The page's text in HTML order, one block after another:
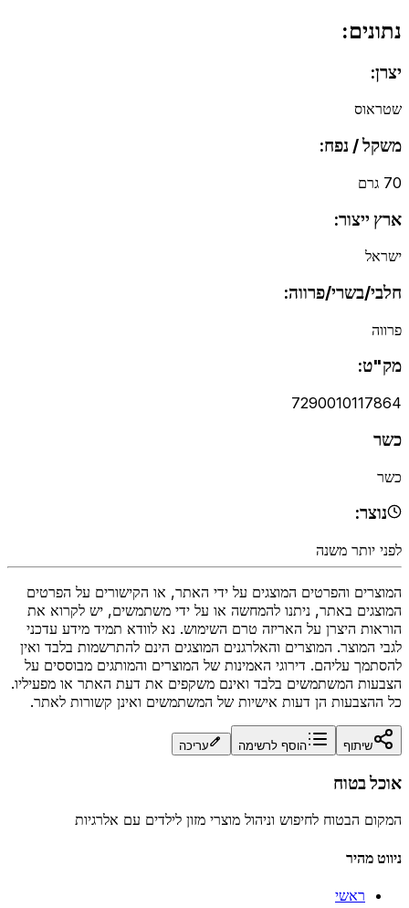
נתונים:
יצרן:
שטראוס
משקל / נפח:
70 גרם
ארץ ייצור:
ישראל
חלבי/בשרי/פרווה:
פרווה
מק"ט:
7290010117864
כשר
כשר
נוצר:
לפני יותר משנה
המוצרים והפרטים המוצגים על ידי האתר, או הקישורים על הפרטים
המוצגים באתר, ניתנו להמחשה או על ידי משתמשים, יש לקרוא את
הוראות היצרן על האריזה טרם השימוש. נא לוודא תמיד מידע עדכני
לגבי המוצר. המוצרים והאלרגנים המוצגים הינם להתרשמות בלבד ואין
להסתמך עליהם. דירוגי האמינות של המוצרים והמותגים מבוססים על
הצבעות המשתמשים בלבד ואינם משקפים את דעת האתר או מפעיליו.
כל ההצבעות הן דעות אישיות של המשתמשים ואינן קשורות לאתר.
שיתוף הוסף לרשימה עריכה
אוכל בטוח
המקום הבטוח לחיפוש וניהול מוצרי מזון לילדים עם אלרגיות
ניווט מהיר
ראשי